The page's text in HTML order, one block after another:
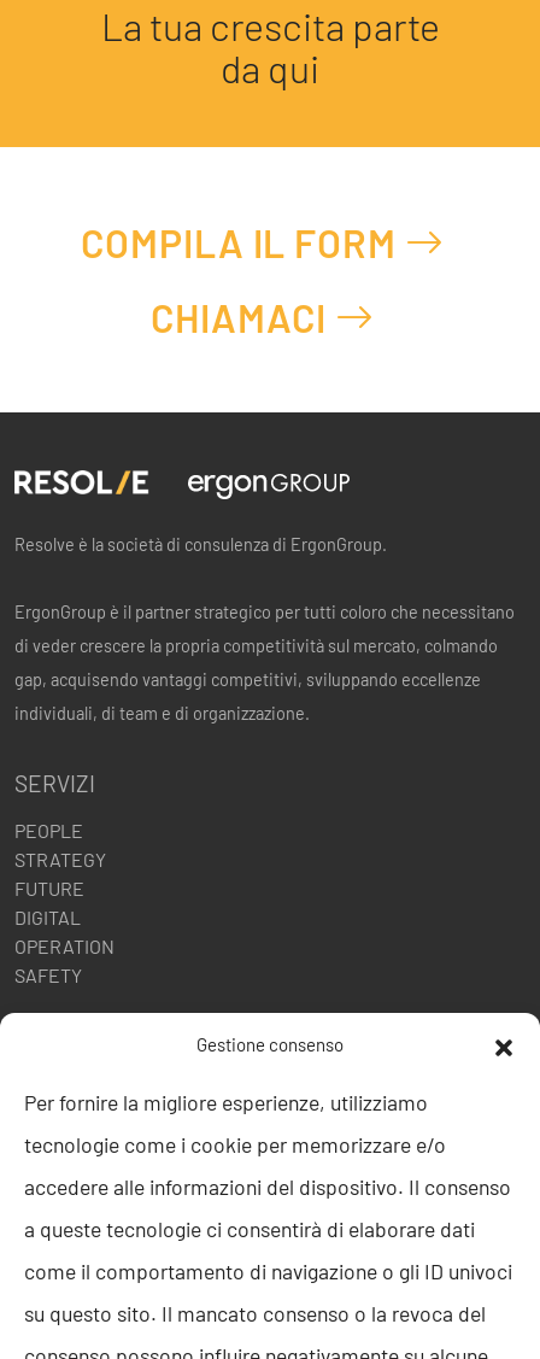
Gestione consenso
Per fornire la migliore esperienze, utilizziamo
tecnologie come i cookie per memorizzare e/o
accedere alle informazioni del dispositivo. Il consenso
a queste tecnologie ci consentirà di elaborare dati
come il comportamento di navigazione o gli ID univoci
su questo sito. Il mancato consenso o la revoca del
La tua crescita parte
da qui
COMPILA IL FORM
CHIAMACI
Resolve è la società di consulenza di ErgonGroup.
ErgonGroup è il partner strategico per tutti coloro che necessitano
di veder crescere la propria competitività sul mercato, colmando
gap, acquisendo vantaggi competitivi, sviluppando eccellenze
individuali, di team e di organizzazione.
SERVIZI
PEOPLE
STRATEGY
FUTURE
DIGITAL
OPERATION
SAFETY
POLITICHE AZIENDALI
ISO 9001
ISO 27001
Codice etico
Segnalazione Whistleblowing
Politica per la Parità di Genere
Politica per la sicurezza delle informazioni